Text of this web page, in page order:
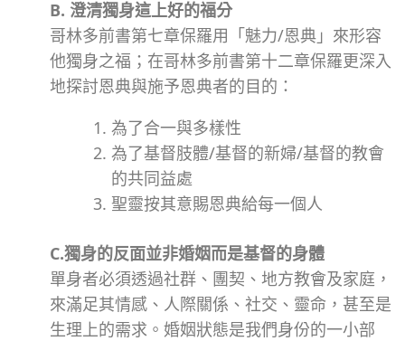
B. 澄清獨身這上好的福分
哥林多前書第七章保羅用「魅力/恩典」來形容
他獨身之福； 在哥林多前書第十二章保羅更深入
地探討恩典與施予恩典者的目的：
為了合一與多樣性
為了基督肢體/基督的新婦/基督的教會
的共同益處
聖靈按其意賜恩典給每一個人
C.獨身的反面並非婚姻而是基督的身體
單身者必須透過社群、團契、地方教會及家庭，
來滿足其情感、人際關係、社交、靈命，甚至是
生理上的需求。 婚姻狀態是我們身份的一小部